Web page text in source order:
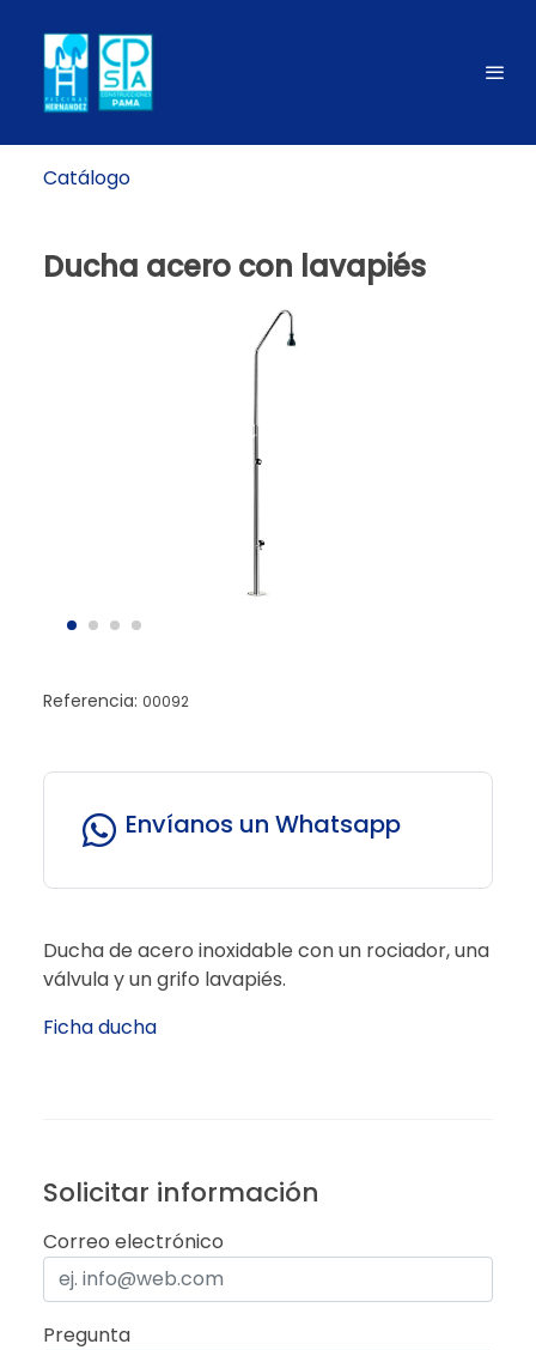
Catálogo
Ducha acero con lavapiés
Referencia: 00092
Envíanos un Whatsapp
Ducha de acero inoxidable con un rociador, una
válvula y un grifo lavapiés.
Ficha ducha
Solicitar información
Correo electrónico
Pregunta